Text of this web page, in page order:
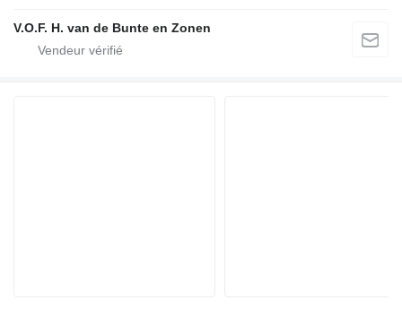
V.O.F. H. van de Bunte en Zonen